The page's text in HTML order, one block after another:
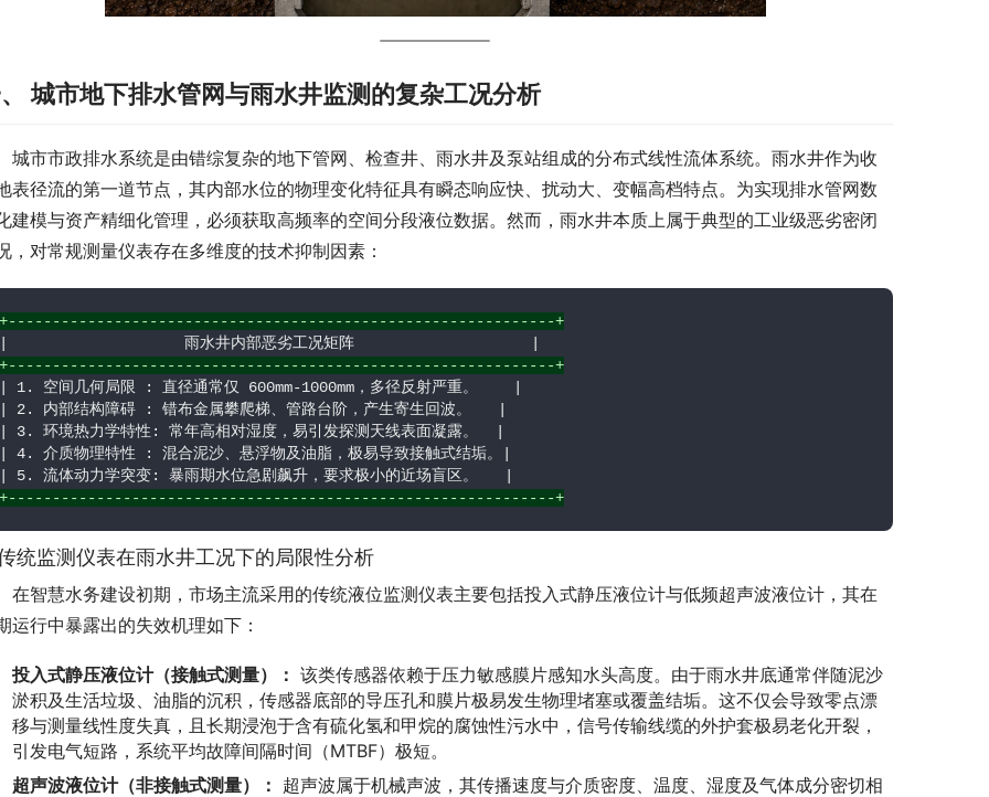
城市地下排水管网与雨水井监测的复杂工况分析
市市政排水系统是由错综复杂的地下管网、检查井、雨水井及泵站组成的分布式线性流体系统。雨水井作为收
表径流的第一道节点，其内部水位的物理变化特征具有瞬态响应快、扰动大、变幅高档特点。为实现排水管网数
建模与资产精细化管理，必须获取高频率的空间分段液位数据。然而，雨水井本质上属于典型的工业级恶劣密闭
，对常规测量仪表存在多维度的技术抑制因素：
+--------------------------------------------------------------+
+--------------------------------------------------------------+
| 1. 空间几何局限 : 直径通常仅 600mm-1000mm，多径反射严重。    |
| 2. 内部结构障碍 : 错布金属攀爬梯、管路台阶，产生寄生回波。   |
| 3. 环境热力学特性: 常年高相对湿度，易引发探测天线表面凝露。  |
| 4. 介质物理特性 : 混合泥沙、悬浮物及油脂，极易导致接触式结垢。|
+--------------------------------------------------------------+
统监测仪表在雨水井工况下的局限性分析
智慧水务建设初期，市场主流采用的传统液位监测仪表主要包括投入式静压液位计与低频超声波液位计，其在
运行中暴露出的失效机理如下：
投入式静压液位计（接触式测量）： 该类传感器依赖于压力敏感膜片感知水头高度。由于雨水井底通常伴随泥沙
淤积及生活垃圾、油脂的沉积，传感器底部的导压孔和膜片极易发生物理堵塞或覆盖结垢。这不仅会导致零点漂
移与测量线性度失真，且长期浸泡于含有硫化氢和甲烷的腐蚀性污水中，信号传输线缆的外护套极易老化开裂，
引发电气短路，系统平均故障间隔时间（MTBF）极短。
超声波液位计（非接触式测量）： 超声波属于机械声波，其传播速度与介质密度、温度、湿度及气体成分密切相